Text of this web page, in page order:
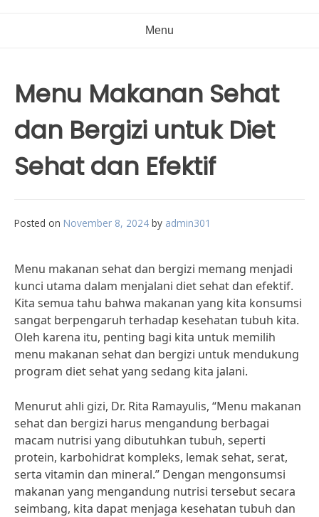
Menu
Menu Makanan Sehat
dan Bergizi untuk Diet
Sehat dan Efektif
Posted on November 8, 2024 by admin301
Menu makanan sehat dan bergizi memang menjadi
kunci utama dalam menjalani diet sehat dan efektif.
Kita semua tahu bahwa makanan yang kita konsumsi
sangat berpengaruh terhadap kesehatan tubuh kita.
Oleh karena itu, penting bagi kita untuk memilih
menu makanan sehat dan bergizi untuk mendukung
program diet sehat yang sedang kita jalani.
Menurut ahli gizi, Dr. Rita Ramayulis, “Menu makanan
sehat dan bergizi harus mengandung berbagai
macam nutrisi yang dibutuhkan tubuh, seperti
protein, karbohidrat kompleks, lemak sehat, serat,
serta vitamin dan mineral.” Dengan mengonsumsi
makanan yang mengandung nutrisi tersebut secara
seimbang, kita dapat menjaga kesehatan tubuh dan